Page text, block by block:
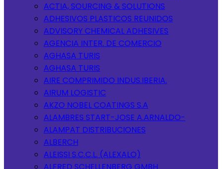
ACTIA, SOURCING & SOLUTIONS
ADHESIVOS PLASTICOS REUNIDOS
ADVISORY CHEMICAL ADHESIVES
AGENCIA INTER. DE COMERCIO
AGHASA TURIS
AGHASA TURIS
AIRE COMPRIMIDO INDUS.IBERIA.
AIRUM LOGISTIC
AKZO NOBEL COATINGS S.A
ALAMBRES START-JOSE A.ARNALDO-
ALAMPAT DISTRIBUCIONES
ALBERCH
ALEISSI S.C.C.L. (ALEXALO)